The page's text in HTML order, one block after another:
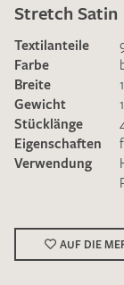
Ich bin damit
zur
Die
genommen
Stretch Satin
Textilanteile
Farbe
Breite
Gewicht
Stücklänge
Eigenschaften
Verwendung
AUF DIE